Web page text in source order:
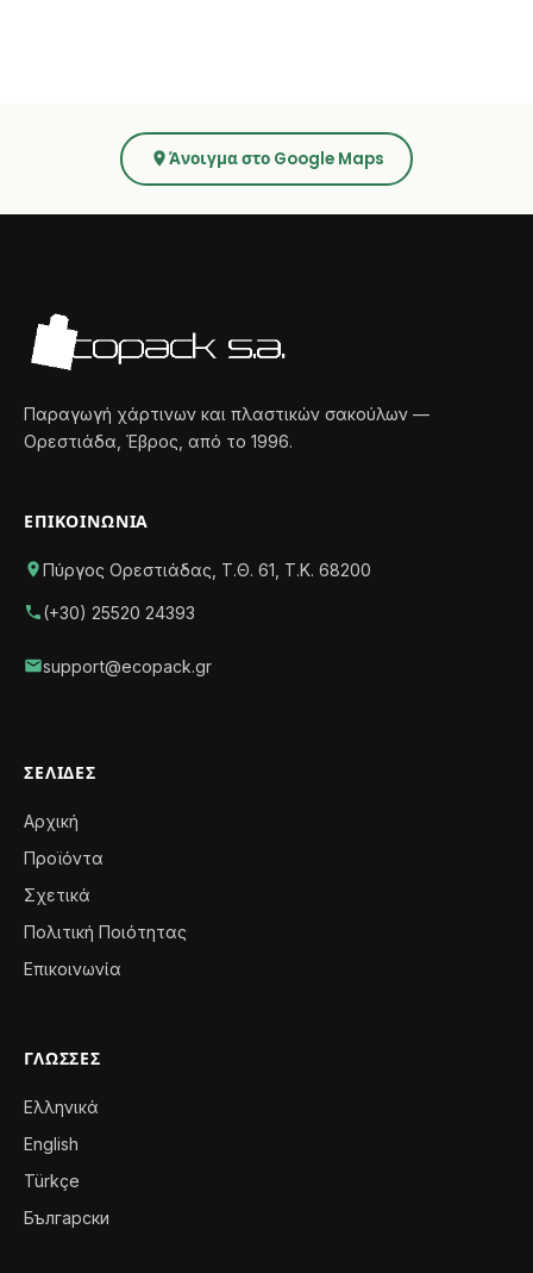
Άνοιγμα στο Google Maps
Παραγωγή χάρτινων και πλαστικών σακούλων —
Ορεστιάδα, Έβρος, από το 1996.
ΕΠΙΚΟΙΝΩΝΊΑ
Πύργος Ορεστιάδας, Τ.Θ. 61, Τ.Κ. 68200
(+30) 25520 24393
support@ecopack.gr
ΣΕΛΊΔΕΣ
Αρχική
Προϊόντα
Σχετικά
Πολιτική Ποιότητας
Επικοινωνία
ΓΛΏΣΣΕΣ
Ελληνικά
English
Türkçe
Български